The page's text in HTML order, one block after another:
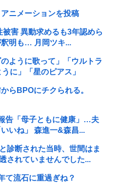
ニメーションを投稿
害 異動求めるも3年認めら
明も… 月岡ツキ...
ように歌って」「ウルトラ
に」「星のピアス」
らBPOにチクられる。
告「母子ともに健康」…夫
いね」 森進一&森昌...
診断された当時、世間はま
されていませんでした...
て流石に重過ぎね？